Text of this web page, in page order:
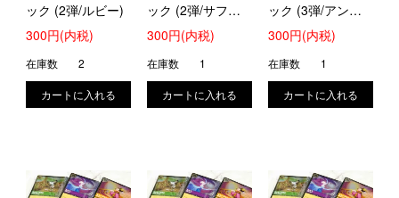
ック (2弾/ルビー)
300円(内税)
在庫数 2
ック (2弾/サファ
イア)
300円(内税)
在庫数 1
ック (3弾/アンバ
ー)
300円(内税)
在庫数 1